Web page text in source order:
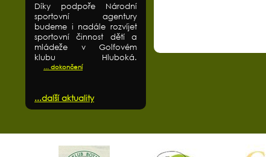
Díky podpoře Národní
sportovní agentury
budeme i nadále rozvíjet
sportovní činnost dětí a
mládeže v Golfovém
klubu Hluboká.
... dokončení
...další aktuality